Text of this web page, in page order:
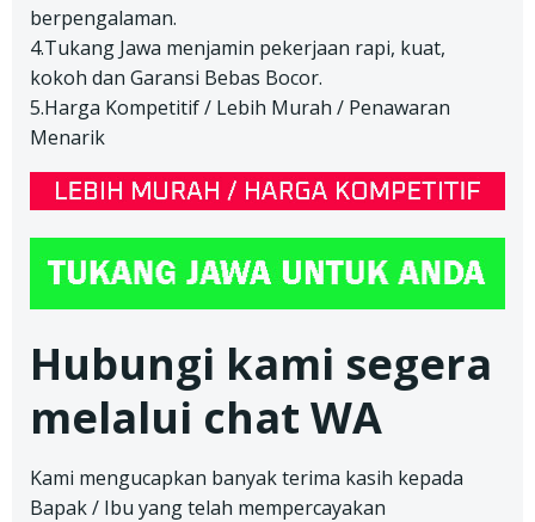
berpengalaman.
4.Tukang Jawa menjamin pekerjaan rapi, kuat,
kokoh dan Garansi Bebas Bocor.
5.Harga Kompetitif / Lebih Murah / Penawaran
Menarik
Hubungi kami segera
melalui chat WA
Kami mengucapkan banyak terima kasih kepada
Bapak / Ibu yang telah mempercayakan